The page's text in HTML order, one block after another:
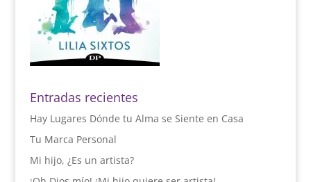
Entradas recientes
Hay Lugares Dónde tu Alma se Siente en Casa
Tu Marca Personal
Mi hijo, ¿Es un artista?